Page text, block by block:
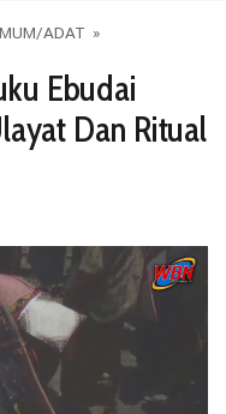
/ADAT »
Ebudai
Dan Ritual